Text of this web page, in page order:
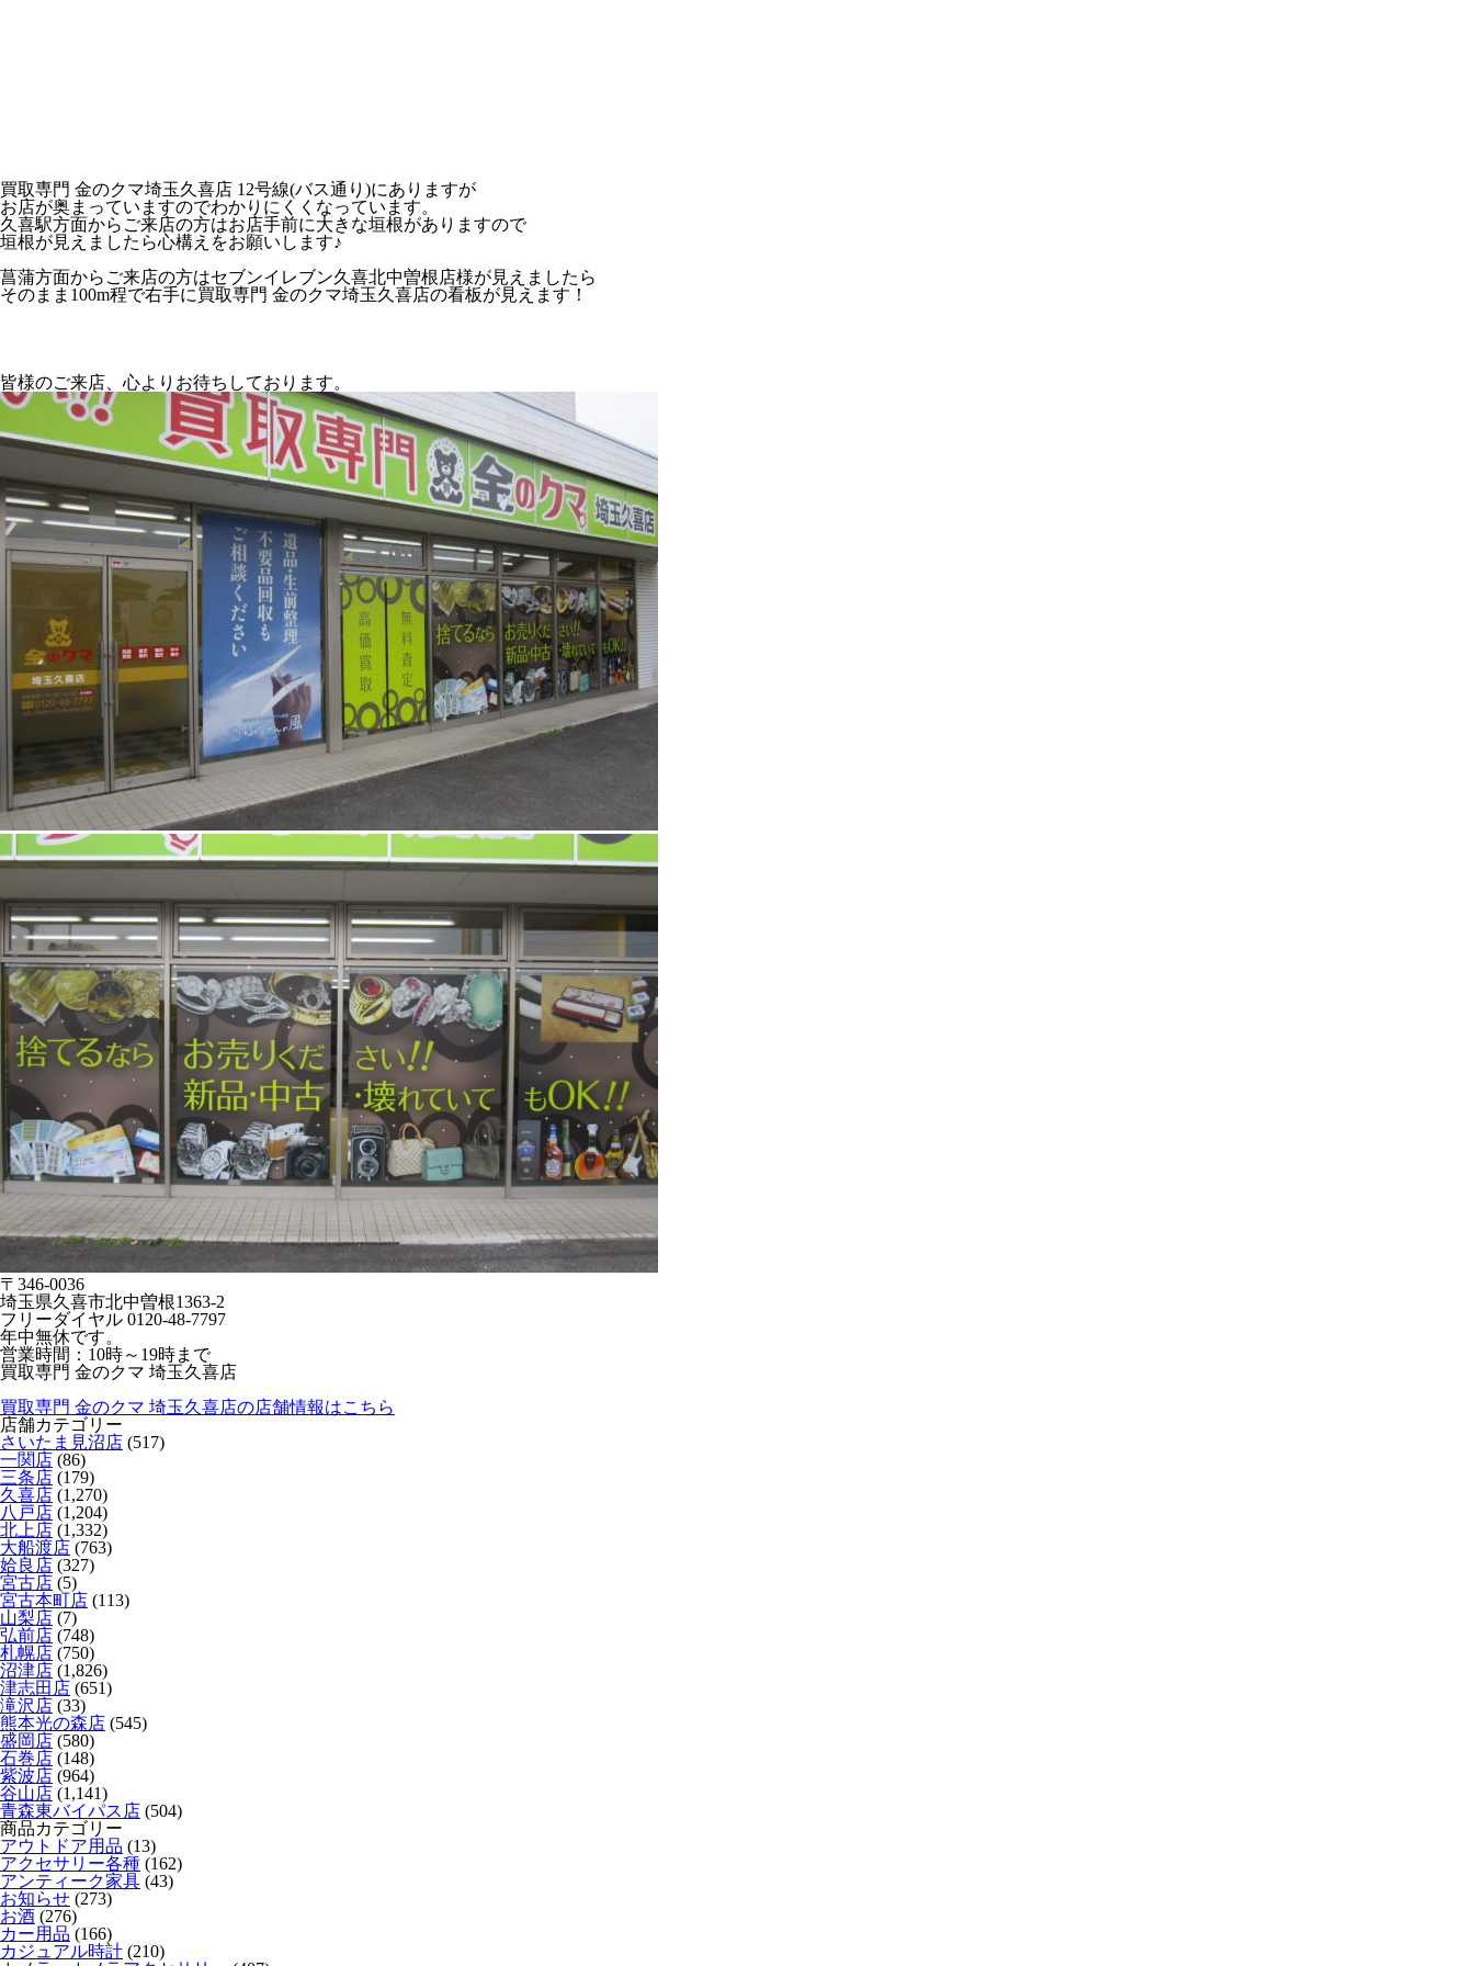
買取専門 金のクマ埼玉久喜店 12号線(バス通り)にありますが
お店が奥まっていますのでわかりにくくなっています。
久喜駅方面からご来店の方はお店手前に大きな垣根がありますので
垣根が見えましたら心構えをお願いします♪
菖蒲方面からご来店の方はセブンイレブン久喜北中曽根店様が見えましたら
そのまま100m程で右手に買取専門 金のクマ埼玉久喜店の看板が見えます！
皆様のご来店、心よりお待ちしております。
〒346-0036
埼玉県久喜市北中曽根1363-2
フリーダイヤル 0120-48-7797
年中無休です。
営業時間：10時～19時まで
買取専門 金のクマ 埼玉久喜店
買取専門 金のクマ 埼玉久喜店の店舗情報はこちら
店舗カテゴリー
さいたま見沼店 (517)
一関店 (86)
三条店 (179)
久喜店 (1,270)
八戸店 (1,204)
北上店 (1,332)
大船渡店 (763)
姶良店 (327)
宮古店 (5)
宮古本町店 (113)
山梨店 (7)
弘前店 (748)
札幌店 (750)
沼津店 (1,826)
津志田店 (651)
滝沢店 (33)
熊本光の森店 (545)
盛岡店 (580)
石巻店 (148)
紫波店 (964)
谷山店 (1,141)
青森東バイパス店 (504)
商品カテゴリー
アウトドア用品 (13)
アクセサリー各種 (162)
アンティーク家具 (43)
お知らせ (273)
お酒 (276)
カー用品 (166)
カジュアル時計 (210)